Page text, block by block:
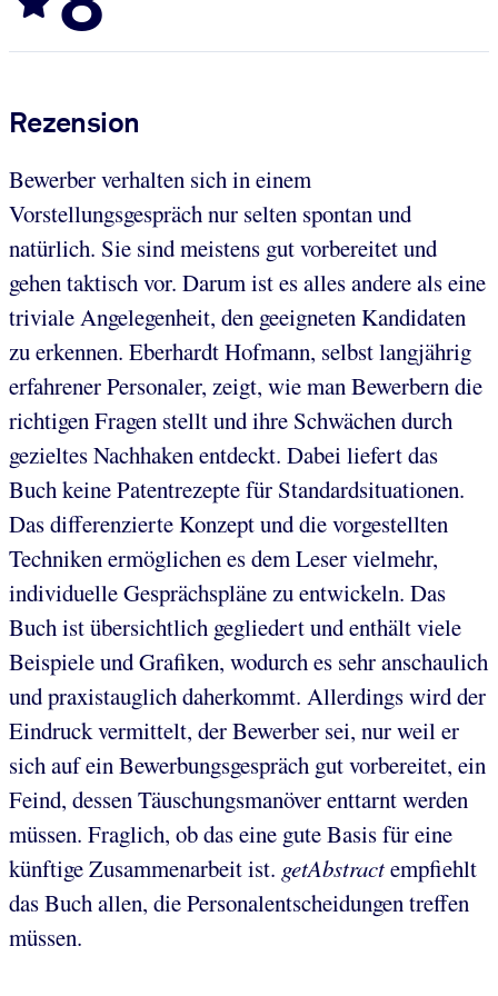
Rezension
Bewerber verhalten sich in einem
Vorstellungsgespräch nur selten spontan und
natürlich. Sie sind meistens gut vorbereitet und
gehen taktisch vor. Darum ist es alles andere als eine
triviale Angelegenheit, den geeigneten Kandidaten
zu erkennen. Eberhardt Hofmann, selbst langjährig
erfahrener Personaler, zeigt, wie man Bewerbern die
richtigen Fragen stellt und ihre Schwächen durch
gezieltes Nachhaken entdeckt. Dabei liefert das
Buch keine Patentrezepte für Standardsituationen.
Das differenzierte Konzept und die vorgestellten
Techniken ermöglichen es dem Leser vielmehr,
individuelle Gesprächspläne zu entwickeln. Das
Buch ist übersichtlich gegliedert und enthält viele
Beispiele und Grafiken, wodurch es sehr anschaulich
und praxistauglich daherkommt. Allerdings wird der
Eindruck vermittelt, der Bewerber sei, nur weil er
sich auf ein Bewerbungsgespräch gut vorbereitet, ein
Feind, dessen Täuschungsmanöver enttarnt werden
müssen. Fraglich, ob das eine gute Basis für eine
künftige Zusammenarbeit ist. getAbstractempfiehlt
das Buch allen, die Personalentscheidungen treffen
müssen.